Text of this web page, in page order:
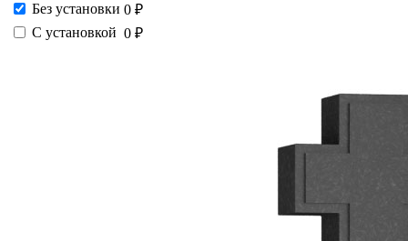
Без установки 0 ₽
С установкой 0 ₽